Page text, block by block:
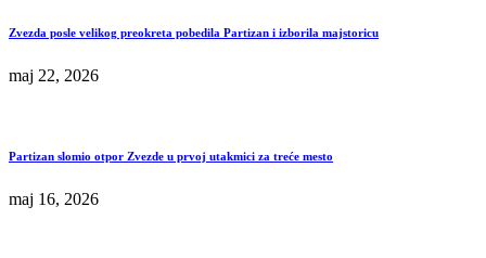
Zvezda posle velikog preokreta pobedila Partizan i izborila majstoricu
maj 22, 2026
Partizan slomio otpor Zvezde u prvoj utakmici za treće mesto
maj 16, 2026